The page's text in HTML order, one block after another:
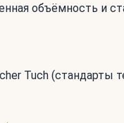
объёмность и
Tuch (стандарты